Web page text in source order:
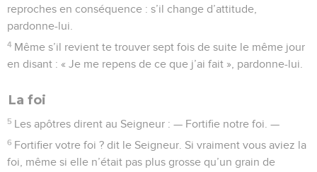
reproches en conséquence : s’il change d’attitude,
pardonne-lui.
4 Même s’il revient te trouver sept fois de suite le même jour
en disant : « Je me repens de ce que j’ai fait », pardonne-lui.
La foi
5 Les apôtres dirent au Seigneur : — Fortifie notre foi. —
6 Fortifier votre foi ? dit le Seigneur. Si vraiment vous aviez la
foi, même si elle n’était pas plus grosse qu’un grain de